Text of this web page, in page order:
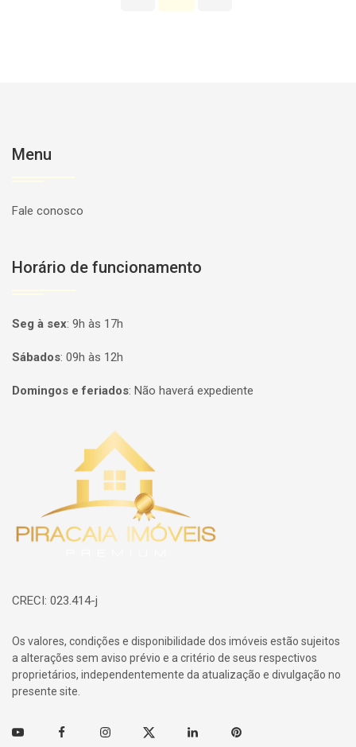
Menu
Fale conosco
Horário de funcionamento
Seg à sex: 9h às 17h
Sábados: 09h às 12h
Domingos e feriados: Não haverá expediente
Página inicial
CRECI: 023.414-j
Os valores, condições e disponibilidade dos imóveis estão sujeitos
a alterações sem aviso prévio e a critério de seus respectivos
proprietários, independentemente da atualização e divulgação no
presente site.
Youtube FacebookInstagramTwitter Linkedin Pinterest